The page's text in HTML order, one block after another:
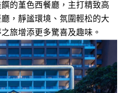
的堇色西餐廳，主打精致高
，靜謐環境、氛圍輕松的大
旅增添更多驚喜及趣味。